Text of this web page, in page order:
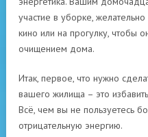
участие в уборке,
кино или на прогулку, чтобы
очищением дома.
Итак, первое, что нужно
вашего жилища – это
Всё, чем вы не пользуетесь
отрицательную энергию.